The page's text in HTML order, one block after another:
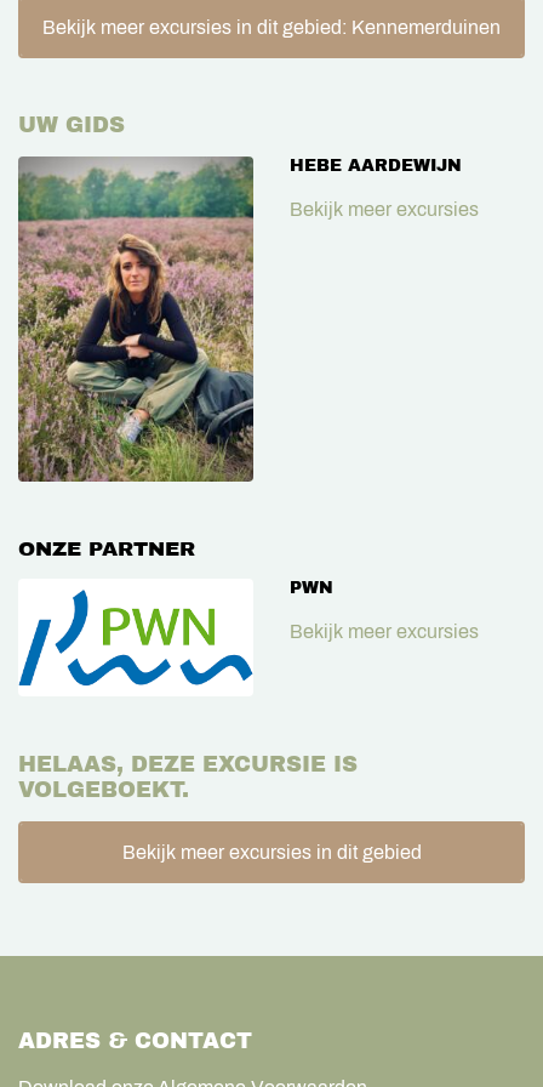
Bekijk meer excursies in dit gebied: Kennemerduinen
UW GIDS
HEBE AARDEWIJN
Bekijk meer excursies
ONZE PARTNER
PWN
Bekijk meer excursies
HELAAS, DEZE EXCURSIE IS
VOLGEBOEKT.
Bekijk meer excursies in dit gebied
ADRES & CONTACT